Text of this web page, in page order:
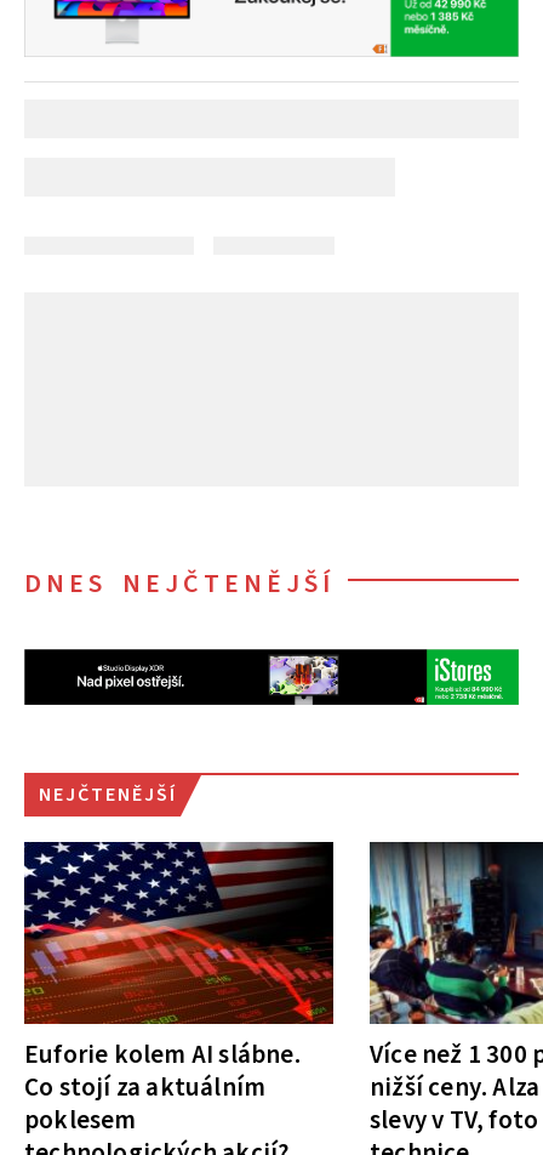
DNES NEJČTENĚJŠÍ
NEJČTENĚJŠÍ
Euforie kolem AI slábne.
Co stojí za aktuálním
poklesem
Více než 1
nižší ceny.
slevy v TV,